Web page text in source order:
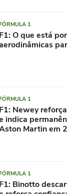
1
F1: O que está
1
F1: Newey
indica
Martin em
1
F1: Binotto